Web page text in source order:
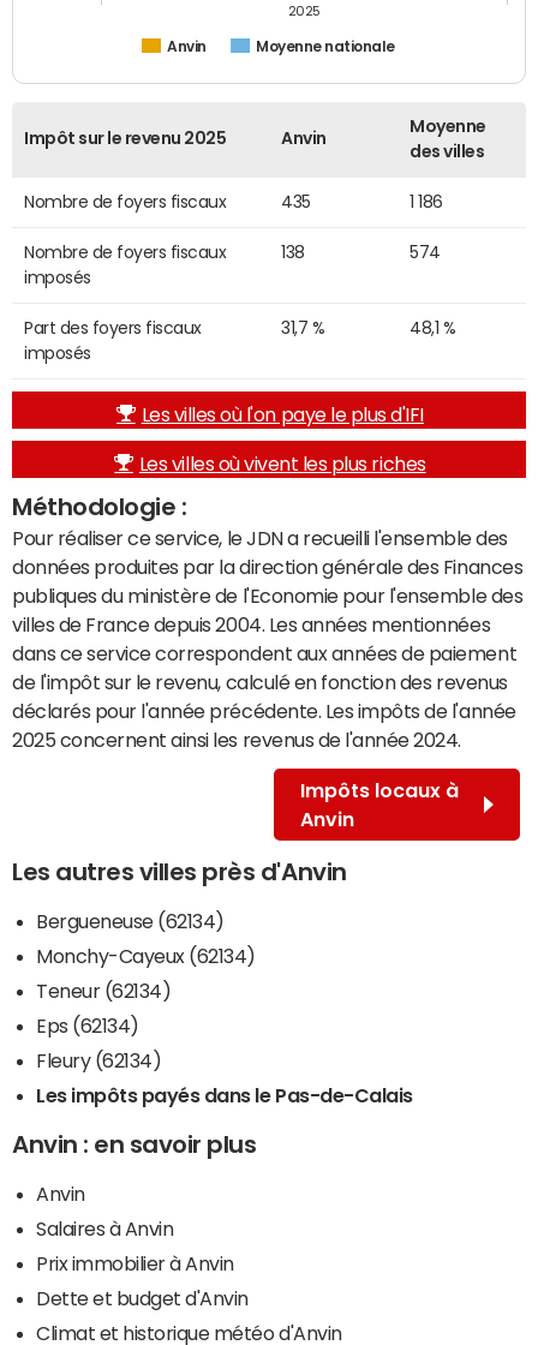
Anvin Moyenne nationale
2025
Impôt sur le revenu 2025 Anvin
Moyenne
des villes
Nombre de foyers fiscaux 435 1 186
Nombre de foyers fiscaux
imposés
138 574
Part des foyers fiscaux
imposés
31,7 % 48,1 %
Les villes où l'on paye le plus d'IFI
Les villes où vivent les plus riches
Méthodologie :
Pour réaliser ce service, le JDN a recueilli l'ensemble des
données produites par la direction générale des Finances
publiques du ministère de l'Economie pour l'ensemble des
villes de France depuis 2004. Les années mentionnées
dans ce service correspondent aux années de paiement
de l'impôt sur le revenu, calculé en fonction des revenus
déclarés pour l'année précédente. Les impôts de l'année
2025 concernent ainsi les revenus de l'année 2024.
Impôts locaux à
Anvin
Les autres villes près d'Anvin
Bergueneuse (62134)
Monchy-Cayeux (62134)
Teneur (62134)
Eps (62134)
Fleury (62134)
Les impôts payés dans le Pas-de-Calais
Anvin : en savoir plus
Anvin
Salaires à Anvin
Prix immobilier à Anvin
Dette et budget d'Anvin
Climat et historique météo d'Anvin